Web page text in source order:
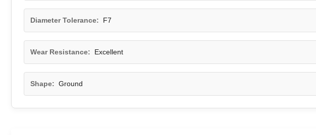
Diameter Tolerance: F7
Wear Resistance: Excellent
Shape: Ground